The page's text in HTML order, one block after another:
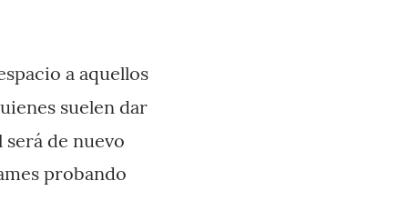
a aquellos
suelen dar
de nuevo
probando